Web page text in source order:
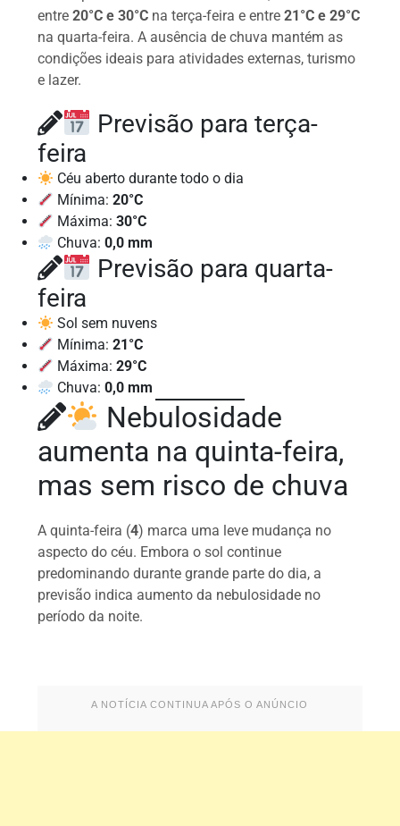
entre20°C e 30°C na terça-feira e entre21°C e 29°C
na quarta-feira. A ausência de chuva mantém as
condições ideais para atividades externas, turismo
e lazer.
Previsão para terça-
feira
Céu aberto durante todo o dia
Mínima:20°C
Máxima:30°C
Chuva:0,0 mm
Previsão para quarta-
feira
Sol sem nuvens
Mínima:21°C
Máxima:29°C
Chuva:0,0 mm
Nebulosidade
aumenta na quinta-feira,
mas sem risco de chuva
A quinta-feira (4) marca uma leve mudança no
aspecto do céu. Embora o sol continue
predominando durante grande parte do dia, a
previsão indica aumento da nebulosidade no
período da noite.
A NOTÍCIA CONTINUA APÓS O ANÚNCIO